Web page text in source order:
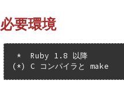
必要環境
*  Ruby 1.8 以降
(*) C コンパイラと make